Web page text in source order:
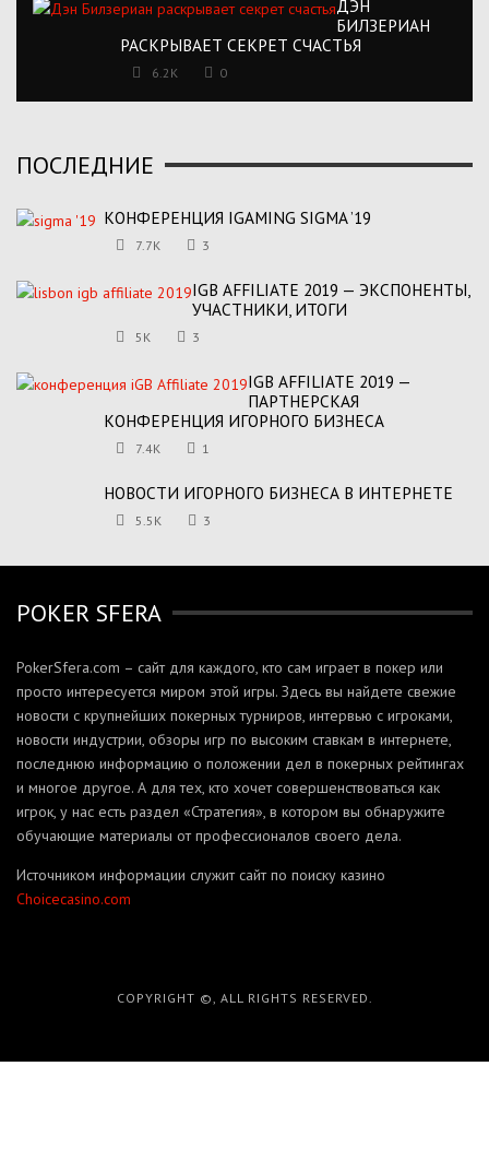
ДЭН
БИЛЗЕРИАН
РАСКРЫВАЕТ СЕКРЕТ СЧАСТЬЯ
6.2K 0
ПОСЛЕДНИЕ
КОНФЕРЕНЦИЯ IGAMING SIGMA ’19
7.7K 3
IGB AFFILIATE 2019 — ЭКСПОНЕНТЫ,
УЧАСТНИКИ, ИТОГИ
5K 3
IGB AFFILIATE 2019 —
ПАРТНЕРСКАЯ
КОНФЕРЕНЦИЯ ИГОРНОГО БИЗНЕСА
7.4K 1
НОВОСТИ ИГОРНОГО БИЗНЕСА В ИНТЕРНЕТЕ
5.5K 3
POKER SFERA
PokerSfera.com – сайт для каждого, кто сам играет в покер или
просто интересуется миром этой игры. Здесь вы найдете свежие
новости с крупнейших покерных турниров, интервью с игроками,
новости индустрии, обзоры игр по высоким ставкам в интернете,
последнюю информацию о положении дел в покерных рейтингах
и многое другое. А для тех, кто хочет совершенствоваться как
игрок, у нас есть раздел «Стратегия», в котором вы обнаружите
обучающие материалы от профессионалов своего дела.
Источником информации служит сайт по поиску казино
Сhoicecasino.com
COPYRIGHT ©, ALL RIGHTS RESERVED.